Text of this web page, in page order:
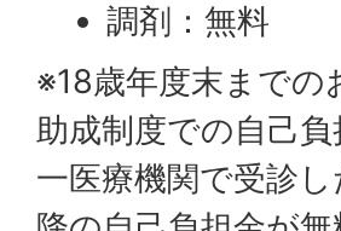
調剤：無料
※18歳年度末までの
助成制度での自己
一医療機関で受診